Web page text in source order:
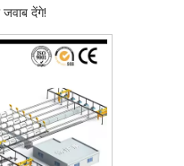
देंगे!